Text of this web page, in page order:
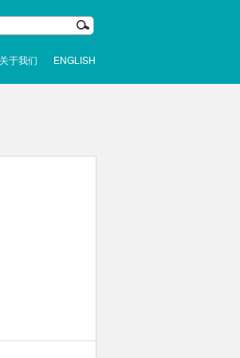
关于我们 ENGLISH